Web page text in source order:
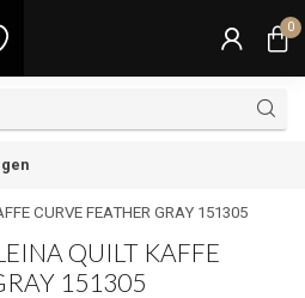
0
CURVE FEATHER GRAY 151305
QUILT KAFFE
151305